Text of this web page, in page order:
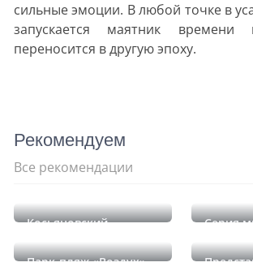
сильные эмоции. В любой точке в
запускается маятник времени
переносится в другую эпоху.
Рекомендуем
Все рекомендации
Косьяновский
Серия
Парк-пляж «Воздух»